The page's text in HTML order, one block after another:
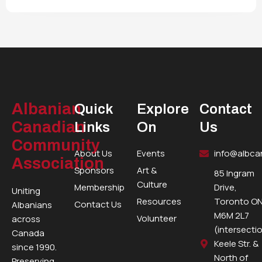
Albanian
Canadian
Community
Association
Uniting
Albanians
across
Canada
since 1990.
Quick
Links
About Us
Sponsors
Membership
Contact Us
Explore
On
Events
Art &
Culture
Resources
Volunteer
Contact
Us
85 Ingram
Drive,
Toronto
M6M 2L7
Keele Str. &
North of